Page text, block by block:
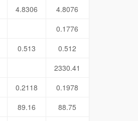
4.8306
4.8076
0.1776
0.513
0.512
2330.41
0.2118
0.1978
89.16
88.75